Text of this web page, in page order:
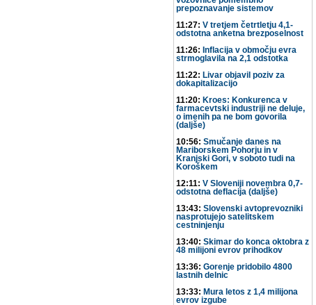
prepoznavanje sistemov
11:27: V tretjem četrtletju 4,1-
odstotna anketna brezposelnost
11:26: Inflacija v območju evra
strmoglavila na 2,1 odstotka
11:22: Livar objavil poziv za
dokapitalizacijo
11:20: Kroes: Konkurenca v
farmacevtski industriji ne deluje,
o imenih pa ne bom govorila
(daljše)
10:56: Smučanje danes na
Mariborskem Pohorju in v
Kranjski Gori, v soboto tudi na
Koroškem
12:11: V Sloveniji novembra 0,7-
odstotna deflacija (daljše)
13:43: Slovenski avtoprevozniki
nasprotujejo satelitskem
cestninjenju
13:40: Skimar do konca oktobra z
48 milijoni evrov prihodkov
13:36: Gorenje pridobilo 4800
lastnih delnic
13:33: Mura letos z 1,4 milijona
evrov izgube